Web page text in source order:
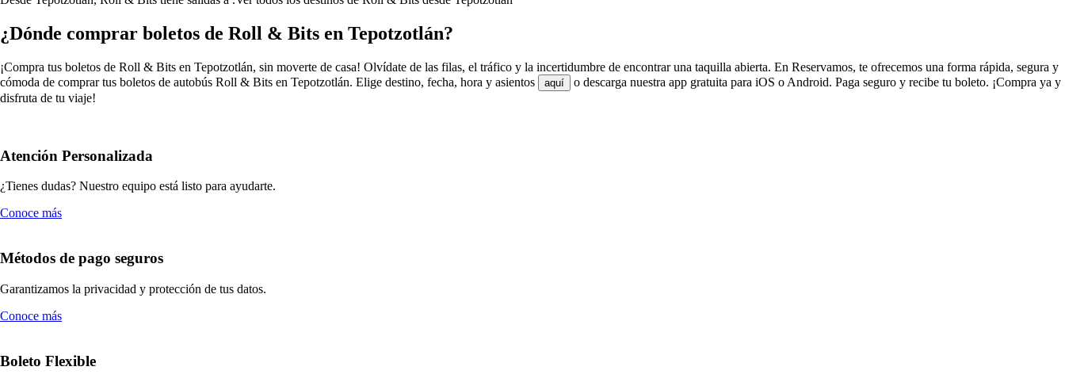
¿Dónde comprar boletos de Roll & Bits en Tepotzotlán?
¡Compra tus boletos de Roll & Bits en Tepotzotlán, sin moverte de casa! Olvídate de las filas, el tráfico y la incertidumbre de encontrar una taquilla abierta. En Reservamos, te ofrecemos una forma rápida, segura y
cómoda de comprar tus boletos de autobús Roll & Bits en Tepotzotlán. Elige destino, fecha, hora y asientos
aquí
o descarga nuestra app gratuita para iOS o Android. Paga seguro y recibe tu boleto. ¡Compra ya y
disfruta de tu viaje!
Atención Personalizada
¿Tienes dudas? Nuestro equipo está listo para ayudarte.
Conoce más
Métodos de pago seguros
Garantizamos la privacidad y protección de tus datos.
Conoce más
Boleto Flexible